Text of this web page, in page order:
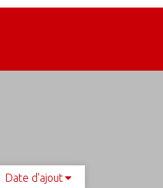
Date d'ajout